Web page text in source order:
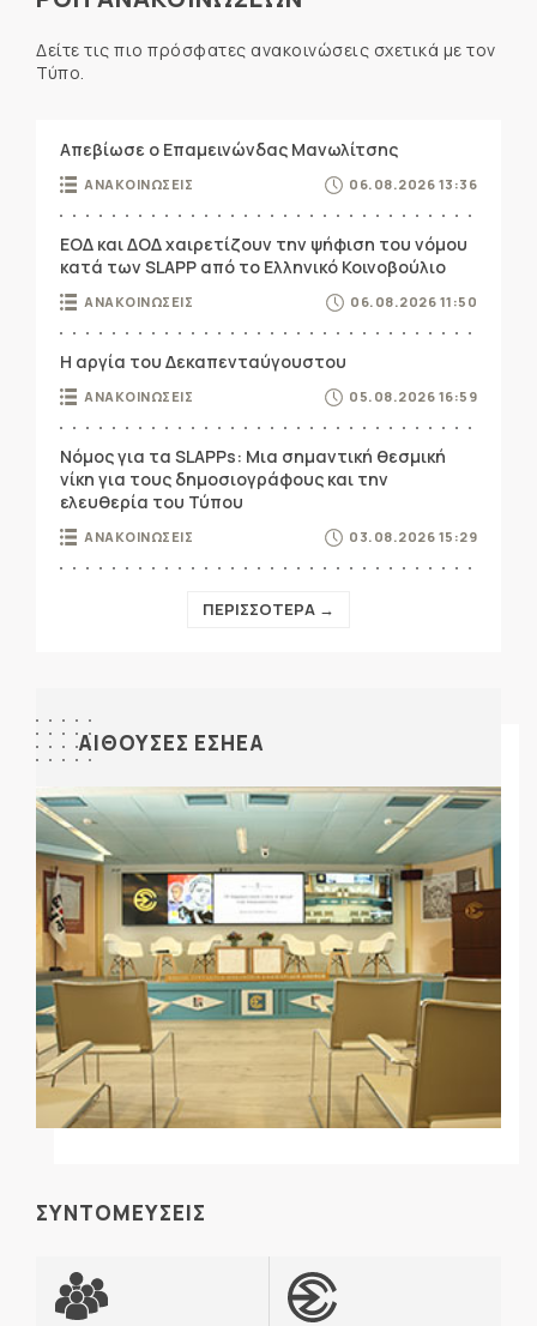
Δείτε τις πιο πρόσφατες ανακοινώσεις σχετικά με τον
Τύπο.
Απεβίωσε ο Επαμεινώνδας Μανωλίτσης
ΑΝΑΚΟΙΝΩΣΕΙΣ 06.08.2026 13:36
ΕΟΔ και ΔΟΔ χαιρετίζουν την ψήφιση του νόμου
κατά των SLAPP από το Ελληνικό Κοινοβούλιο
ΑΝΑΚΟΙΝΩΣΕΙΣ 06.08.2026 11:50
Η αργία του Δεκαπενταύγουστου
ΑΝΑΚΟΙΝΩΣΕΙΣ 05.08.2026 16:59
Νόμος για τα SLAPPs: Μια σημαντική θεσμική
νίκη για τους δημοσιογράφους και την
ελευθερία του Τύπου
ΑΝΑΚΟΙΝΩΣΕΙΣ 03.08.2026 15:29
ΠΕΡΙΣΣΟΤΕΡΑ →
ΑΙΘΟΥΣΕΣ ΕΣΗΕΑ
ΣΥΝΤΟΜΕΥΣΕΙΣ